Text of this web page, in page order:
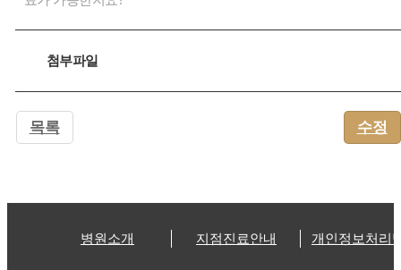
첨부파일
목록 수정
병원소개 지점진료안내 개인정보처리